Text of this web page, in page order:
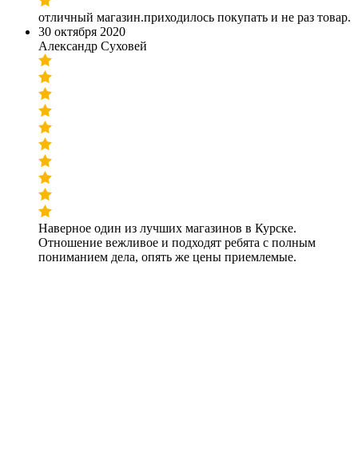
отличный магазин.приходилось покупать и не раз товар.
30 октября 2020
Александр Суховей
Наверное один из лучших магазинов в Курске.
Отношение вежливое и подходят ребята с полным
пониманием дела, опять же цены приемлемые.